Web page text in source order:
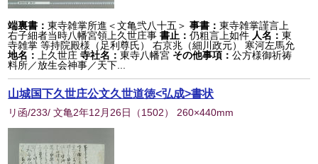
端裏書：東寺雑掌所進＜文亀弐八十五＞ 事書：東寺雑掌謹言上
右子細者当時八幡宮領上久世庄事 書止：仍粗言上如件 人名：東
寺雑掌 等持院殿様（足利尊氏） 右京兆（細川政元） 寒河左馬允
地名：
上久世庄 寺社名：東寺八幡宮 その他事項：公方様御祈祷
料所／放生会神事／天下...
山城国下久世庄公文久世道徳<弘成>書状
リ函/233/ 文亀2年12月26日 （1502） 260×440mm